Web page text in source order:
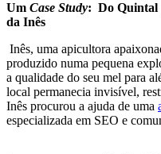
Um Case Study: Do Quintal
da Inês
Inês, uma apicultora
produzido numa pequena
a qualidade do seu mel para
local permanecia invisível,
Inês procurou a ajuda de uma
especializada em SEO e